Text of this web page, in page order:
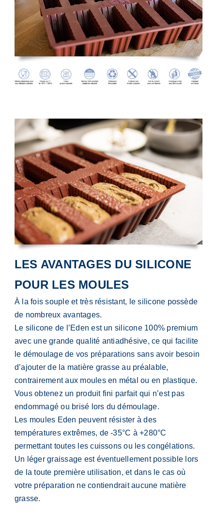
LES AVANTAGES DU SILICONE
POUR LES MOULES
À la fois souple et très résistant, le silicone possède
de nombreux avantages.
Le silicone de l’Eden est un silicone 100% premium
avec une grande qualité antiadhésive, ce qui facilite
le démoulage de vos préparations sans avoir besoin
d’ajouter de la matière grasse au préalable,
contrairement aux moules en métal ou en plastique.
Vous obtenez un produit fini parfait qui n’est pas
endommagé ou brisé lors du démoulage.
Les moules Eden peuvent résister à des
températures extrêmes, de -35°C à +280°C
permettant toutes les cuissons ou les congélations.
Un léger graissage est éventuellement possible lors
de la toute première utilisation, et dans le cas où
votre préparation ne contiendrait aucune matière
grasse.